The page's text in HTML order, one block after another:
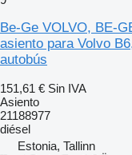
Be-Ge VOLVO, BE-
asiento para Volvo
autobús
151,61 € Sin IVA
Asiento
21188977
diésel
Estonia, Tallinn